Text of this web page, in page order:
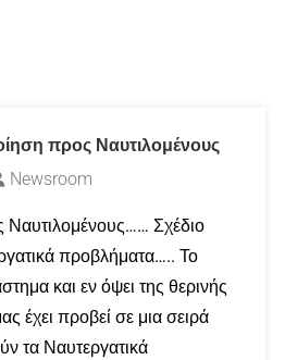
προς Ναυτιλομένους
Newsroom
Σχέδιο
προβλήματα….. Το
και εν όψει της θερινής
έχει προβεί σε μια σειρά
τα Ναυτεργατικά